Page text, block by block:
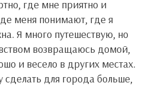
где мне приятно и
меня понимают, где я
Я много путешествую, но
возвращаюсь домой,
и весело в других местах.
сделать для города больше,